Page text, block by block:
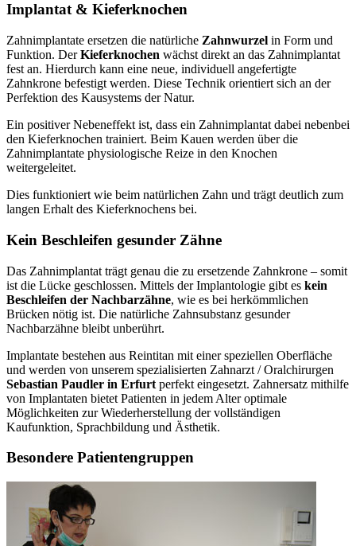
Implantat & Kieferknochen
Zahnimplantate ersetzen die natürliche Zahnwurzel in Form und
Funktion. DerKieferknochen wächst direkt an das Zahnimplantat
fest an. Hierdurch kann eine neue, individuell angefertigte
Zahnkrone befestigt werden. Diese Technik orientiert sich an der
Perfektion des Kausystems der Natur.
Ein positiver Nebeneffekt ist, dass ein Zahnimplantat dabei nebenbei
den Kieferknochen trainiert. Beim Kauen werden über die
Zahnimplantate physiologische Reize in den Knochen
weitergeleitet.
Dies funktioniert wie beim natürlichen Zahn und trägt deutlich zum
langen Erhalt des Kieferknochens bei.
Kein Beschleifen gesunder Zähne
Das Zahnimplantat trägt genau die zu ersetzende Zahnkrone – somit
ist die Lücke geschlossen. Mittels der Implantologie gibt es kein
Beschleifen der Nachbarzähne, wie es bei herkömmlichen
Brücken nötig ist. Die natürliche Zahnsubstanz gesunder
Nachbarzähne bleibt unberührt.
Implantate bestehen aus Reintitan mit einer speziellen Oberfläche
und werden von unserem spezialisierten Zahnarzt / Oralchirurgen
Sebastian Paudler in Erfurt perfekt eingesetzt. Zahnersatz mithilfe
von Implantaten bietet Patienten in jedem Alter optimale
Möglichkeiten zur Wiederherstellung der vollständigen
Kaufunktion, Sprachbildung und Ästhetik.
Besondere Patientengruppen